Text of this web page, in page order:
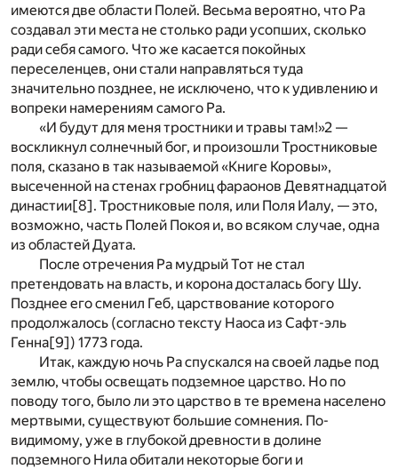
имеются две области Полей. Весьма вероятно, что Ра
создавал эти места не столько ради усопших, сколько
ради себя самого. Что же касается покойных
переселенцев, они стали направляться туда
значительно позднее, не исключено, что к удивлению и
вопреки намерениям самого Ра.
«И будут для меня тростники и травы там!»2 —
воскликнул солнечный бог, и произошли Тростниковые
поля, сказано в так называемой «Книге Коровы»,
высеченной на стенах гробниц фараонов Девятнадцатой
династии[8]. Тростниковые поля, или Поля Иалу, — это,
возможно, часть Полей Покоя и, во всяком случае, одна
из областей Дуата.
После отречения Ра мудрый Тот не стал
претендовать на власть, и корона досталась богу Шу.
Позднее его сменил Геб, царствование которого
продолжалось (согласно тексту Наоса из Сафт-эль
Генна[9]) 1773 года.
Итак, каждую ночь Ра спускался на своей ладье под
землю, чтобы освещать подземное царство. Но по
поводу того, было ли это царство в те времена населено
мертвыми, существуют большие сомнения. По-
видимому, уже в глубокой древности в долине
подземного Нила обитали некоторые боги и